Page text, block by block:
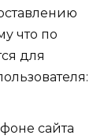
что по
для
сайта